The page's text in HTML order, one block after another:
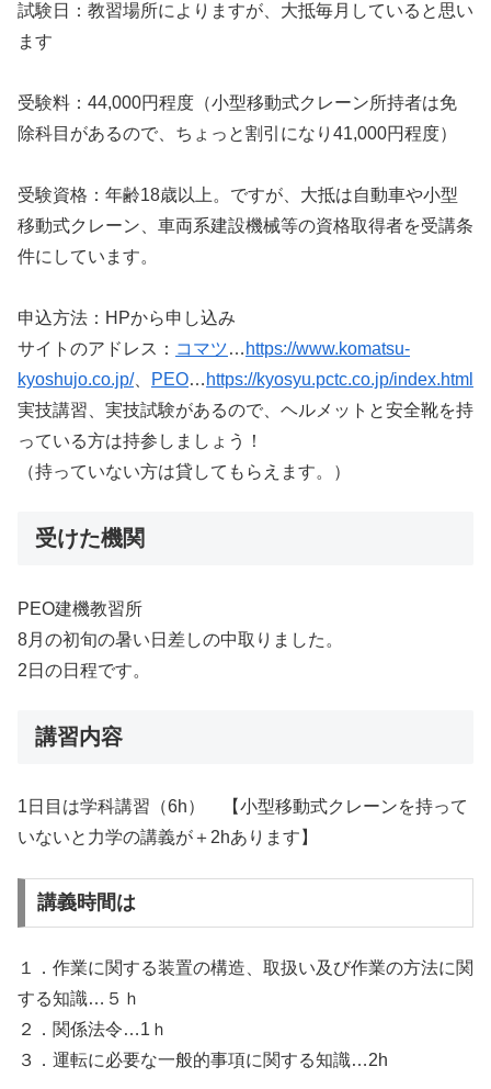
試験日：教習場所によりますが、大抵毎月していると思い
ます
受験料：44,000円程度（小型移動式クレーン所持者は免
除科目があるので、ちょっと割引になり41,000円程度）
受験資格：年齢18歳以上。ですが、大抵は自動車や小型
移動式クレーン、車両系建設機械等の資格取得者を受講条
件にしています。
申込方法：HPから申し込み
サイトのアドレス： コマツ… https://www.komatsu-
kyoshujo.co.jp/、 PEO… https://kyosyu.pctc.co.jp/index.html
実技講習、実技試験があるので、ヘルメットと安全靴を持
っている方は持参しましょう！
（持っていない方は貸してもらえます。）
受けた機関
PEO建機教習所
8月の初旬の暑い日差しの中取りました。
2日の日程です。
講習内容
1日目は学科講習（6h） 【小型移動式クレーンを持って
いないと力学の講義が＋2hあります】
講義時間は
１．作業に関する装置の構造、取扱い及び作業の方法に関
する知識…５ｈ
２．関係法令…1ｈ
３．運転に必要な一般的事項に関する知識…2h